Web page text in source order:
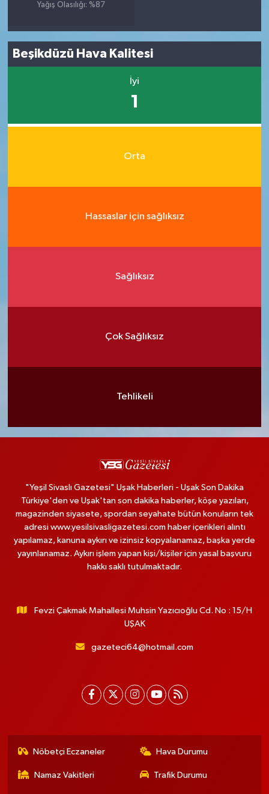
Yağış Olasılığı: %87
Beşikdüzü Hava Kalitesi
İyi
1
Orta
Hassaslar için sağlıksız
Sağlıksız
Çok Sağlıksız
Tehlikeli
"Yeşil Sivaslı Gazetesi" Uşak Haberleri - Uşak Son Dakika
Türkiye'den ve Uşak'tan son dakika haberler, köşe yazıları,
magazinden siyasete, spordan seyahate bütün konuların tek
adresi www.yesilsivasligazetesi.com haber içerikleri alıntı
yapılamaz, kanuna aykırı ve izinsiz kopyalanamaz, başka yerde
yayınlanamaz. Aykırı işlem yapan kişi/kişiler için yasal başvuru
hakkı saklı tutulmaktadır.
Fevzi Çakmak Mahallesi Muhsin Yazıcıoğlu Cd. No : 15/H
UŞAK
gazeteci64@hotmail.com
Nöbetçi Eczaneler Hava Durumu
Namaz Vakitleri Trafik Durumu